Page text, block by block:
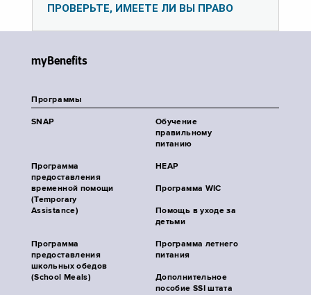
ПРОВЕРЬТЕ, ИМЕЕТЕ ЛИ ВЫ ПРАВО
myBenefits
Программы
SNAP
Обучение
правильному
питанию
Программа
предоставления
временной помощи
(Temporary
Assistance)
HEAP
Программа WIC
Помощь в уходе за
детьми
Программа
предоставления
школьных обедов
(School Meals)
Программа летнего
питания
Дополнительное
пособие SSI штата